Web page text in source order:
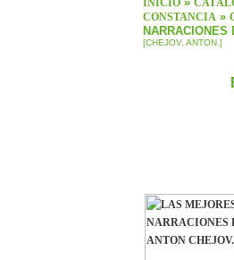
INICIO
CONSTANCIA »
NARRACIONES
[CHEJOV, ANTON.]